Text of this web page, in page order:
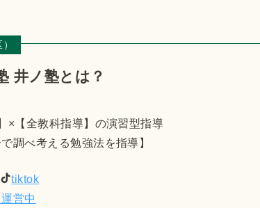
井ノ塾とは？
×【全教科指導】の演習型指導
調べ考える勉強法を指導】
tiktok
営中